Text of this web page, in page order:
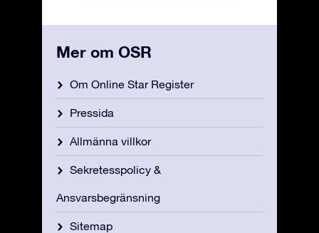
Mer om OSR
Om Online Star Register
Pressida
Allmänna villkor
Sekretesspolicy &
Ansvarsbegränsning
Sitemap